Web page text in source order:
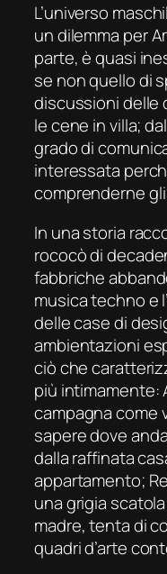
L’universo
un dilemma per
parte, è quasi
se non quello di
discussioni delle
le cene in villa;
grado di
interessata
comprenderne
In una storia
rococò di
fabbriche
musica techno e
delle case di
ambientazioni
ciò che
più intimamente:
campagna come
sapere dove
dalla raffinata
appartamento;
una grigia
madre, tenta di
quadri d’arte